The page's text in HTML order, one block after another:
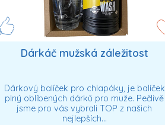
Dárkáč mužská záležitost
Dárkový balíček pro chlapáky, je balíček
plný oblíbených dárků pro muže. Pečlivě
jsme pro vás vybrali TOP z našich
nejlepších…